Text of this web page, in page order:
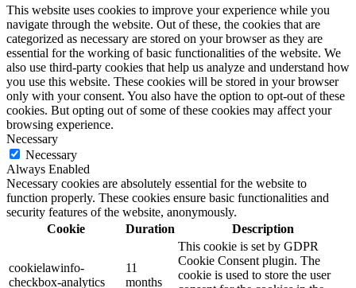
This website uses cookies to improve your experience while you
navigate through the website. Out of these, the cookies that are
categorized as necessary are stored on your browser as they are
essential for the working of basic functionalities of the website. We
also use third-party cookies that help us analyze and understand how
you use this website. These cookies will be stored in your browser
only with your consent. You also have the option to opt-out of these
cookies. But opting out of some of these cookies may affect your
browsing experience.
Necessary
Necessary
Always Enabled
Necessary cookies are absolutely essential for the website to
function properly. These cookies ensure basic functionalities and
security features of the website, anonymously.
Cookie
Duration Description
cookielawinfo-
checkbox-analytics
11
months
This cookie is set by GDPR
Cookie Consent plugin. The
cookie is used to store the user